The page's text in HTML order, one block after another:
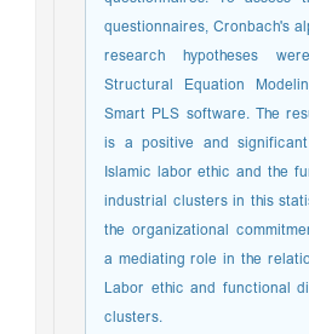
questionnaires, Cronbach's
research hypotheses
Structural Equation
Smart PLS software. The
is a positive and
Islamic labor ethic and the
industrial clusters in this
the organizational
a mediating role in the
Labor ethic and functional
clusters.